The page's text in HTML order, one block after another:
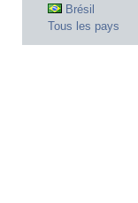
Brésil
Tous les pays